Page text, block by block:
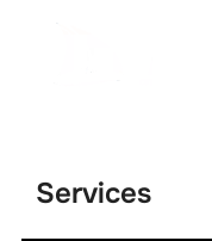
Services